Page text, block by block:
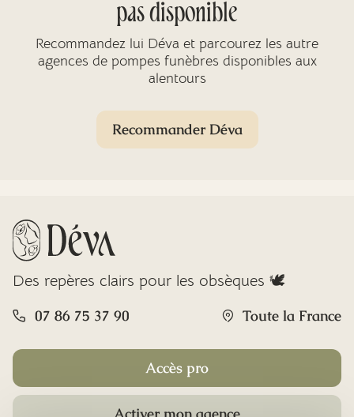
pas disponible
Recommandez lui Déva et parcourez les autre
agences de pompes funèbres disponibles aux
alentours
Recommander Déva
Des repères clairs pour les obsèques 🕊️
07 86 75 37 90 Toute la France
Accès pro